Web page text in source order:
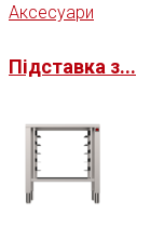
Аксесуари
Підставка з...